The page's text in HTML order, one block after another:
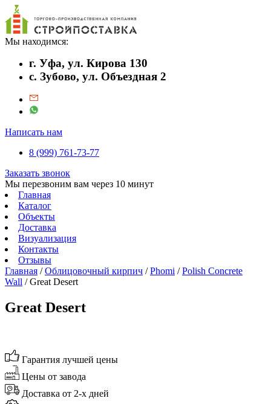
Мы находимся:
г. Уфа, ул. Кирова 130
с. Зубово, ул. Объездная 2
Написать нам
8 (999) 761-73-77
Заказать звонок
Мы перезвоним вам через 10 минут
Главная
Каталог
Объекты
Доставка
Визуализация
Контакты
Отзывы
Главная /Облицовочный кирпич /Phomi /Polish Concrete
Wall / Great Desert
Great Desert
Гарантия лучшей цены
Цены от завода
Доставка от 2-х дней